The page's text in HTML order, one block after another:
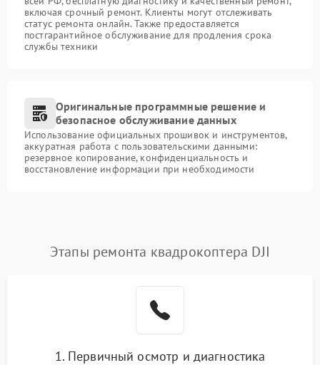
включая срочный ремонт. Клиенты могут отслеживать
статус ремонта онлайн. Также предоставляется
постгарантийное обслуживание для продления срока
службы техники
Оригинальные программные решение и
безопасное обслуживание данных
Использование официальных прошивок и инструментов,
аккуратная работа с пользовательскими данными:
резервное копирование, конфиденциальность и
восстановление информации при необходимости
Этапы ремонта квадрокоптера DJI
1. Первичный осмотр и диагностика